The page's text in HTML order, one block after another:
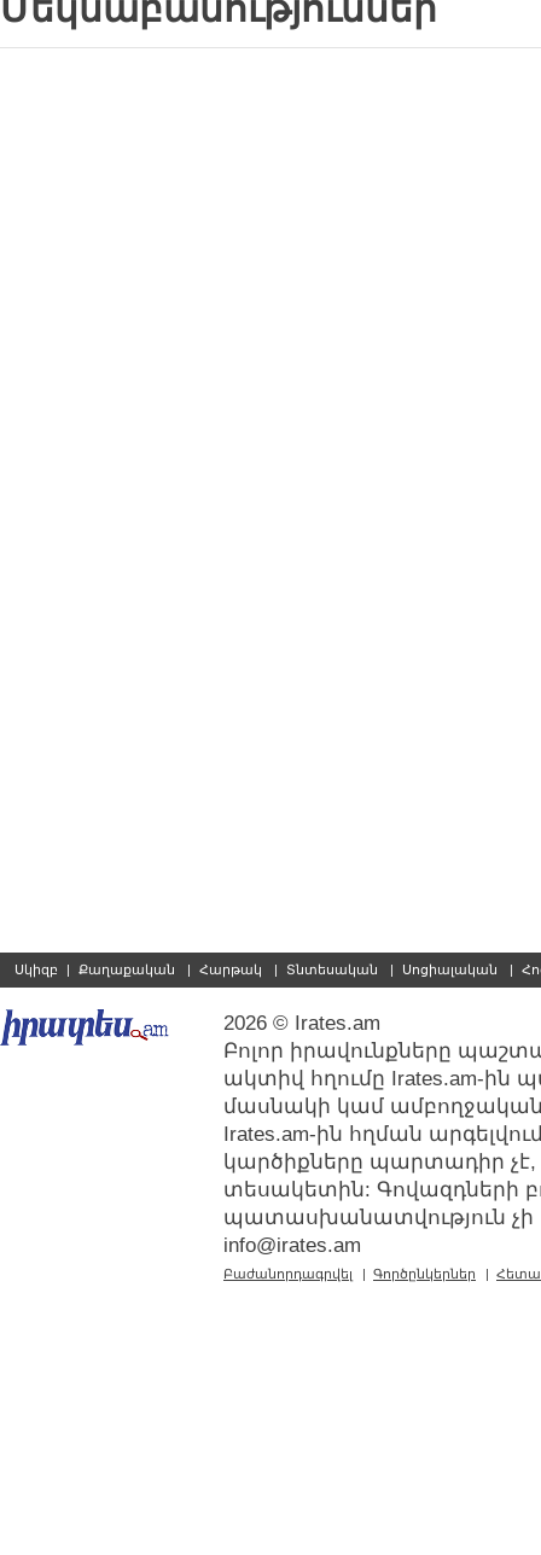
Մեկնաբանություններ
Սկիզբ | Քաղաքական | Հարթակ | Տնտեսական | Սոցիալական |
2026 © Irates.am
Բոլոր իրավունքները
ակտիվ հղումը Irates.am-ին
մասնակի կամ
Irates.am-ին հղման
կարծիքները պարտադիր չէ,
տեսակետին: Գովազդների
պատասխանատվություն չի
info@irates.am
Բաժանորդագրվել | Գործընկերներ |